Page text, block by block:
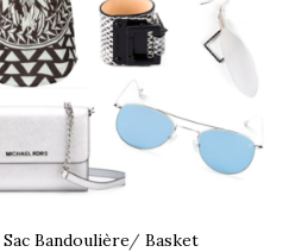
Sac Bandoulière/ Basket